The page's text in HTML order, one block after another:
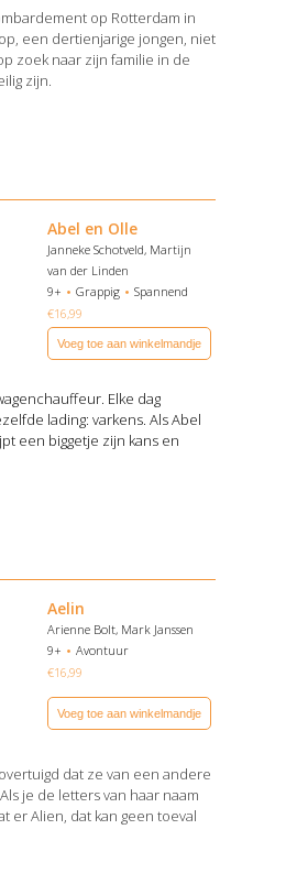
op Rotterdam in
een dertienjarige jongen, niet
zoek naar zijn familie in de
zijn.
Abel en Olle
Janneke Schotveld, Martijn
van der Linden
9+
Grappig
Spannend
€16,99
Voeg toe aan winkelmandje
Elke dag
lading: varkens. Als Abel
een biggetje zijn kans en
Aelin
Arienne Bolt, Mark Janssen
9+
Avontuur
€16,99
Voeg toe aan winkelmandje
dat ze van een andere
je de letters van haar naam
er Alien, dat kan geen toeval